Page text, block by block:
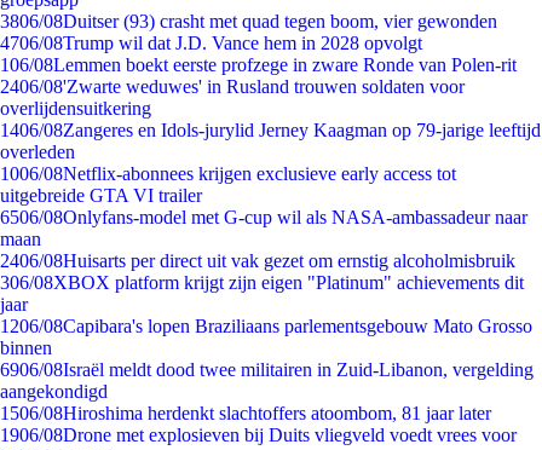
3806/08Duitser (93) crasht met quad tegen boom, vier gewonden
4706/08Trump wil dat J.D. Vance hem in 2028 opvolgt
106/08Lemmen boekt eerste profzege in zware Ronde van Polen-rit
2406/08'Zwarte weduwes' in Rusland trouwen soldaten voor
overlijdensuitkering
1406/08Zangeres en Idols-jurylid Jerney Kaagman op 79-jarige leeftijd
overleden
1006/08Netflix-abonnees krijgen exclusieve early access tot
uitgebreide GTA VI trailer
6506/08Onlyfans-model met G-cup wil als NASA-ambassadeur naar
maan
2406/08Huisarts per direct uit vak gezet om ernstig alcoholmisbruik
306/08XBOX platform krijgt zijn eigen "Platinum" achievements dit
jaar
1206/08Capibara's lopen Braziliaans parlementsgebouw Mato Grosso
binnen
6906/08Israël meldt dood twee militairen in Zuid-Libanon, vergelding
aangekondigd
1506/08Hiroshima herdenkt slachtoffers atoombom, 81 jaar later
1906/08Drone met explosieven bij Duits vliegveld voedt vrees voor